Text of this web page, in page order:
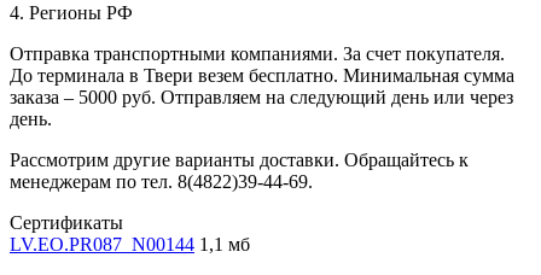
4. Регионы РФ
Отправка транспортными компаниями. За счет покупателя.
До терминала в Твери везем бесплатно. Минимальная сумма
заказа – 5000 руб. Отправляем на следующий день или через
день.
Рассмотрим другие варианты доставки. Обращайтесь к
менеджерам по тел. 8(4822)39-44-69.
Сертификаты
LV.EO.PR087_N00144 1,1 мб